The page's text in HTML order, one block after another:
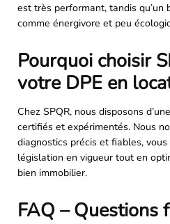
est très performant, tandis qu’un
comme énergivore et peu
Pourquoi choisir
votre DPE en
Chez SPQR, nous disposons
certifiés et expérimentés. Nous
diagnostics précis et fiables,
législation en vigueur tout en
bien immobilier.
FAQ – Questions